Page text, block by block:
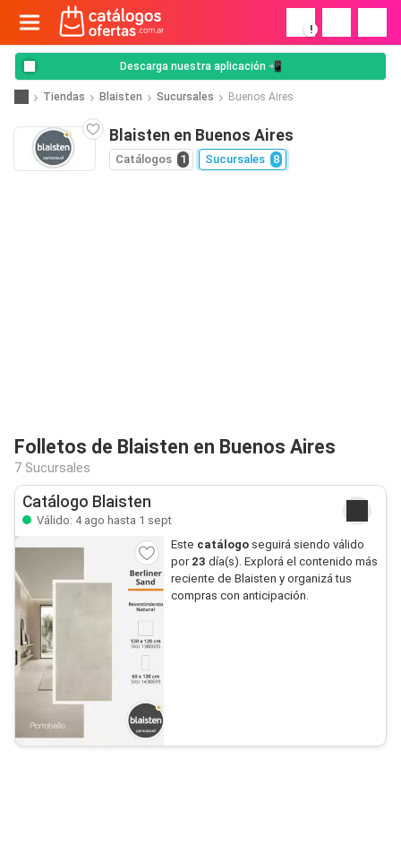
!
Descarga nuestra aplicación 📲
Tiendas Blaisten Sucursales Buenos Aires
Blaisten en Buenos Aires
Catálogos 1 Sucursales 8
Folletos de Blaisten en Buenos Aires
7 Sucursales
Catálogo Blaisten
Válido: 4 ago hasta 1 sept
Este catálogoseguirá siendo válido
por 23 día(s). Explorá el contenido más
reciente de Blaisten y organizá tus
compras con anticipación.